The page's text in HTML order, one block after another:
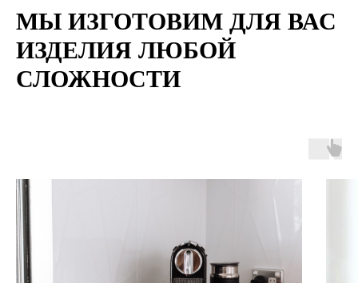
МЫ ИЗГОТОВИМ ДЛЯ ВАС
ИЗДЕЛИЯ ЛЮБОЙ
СЛОЖНОСТИ